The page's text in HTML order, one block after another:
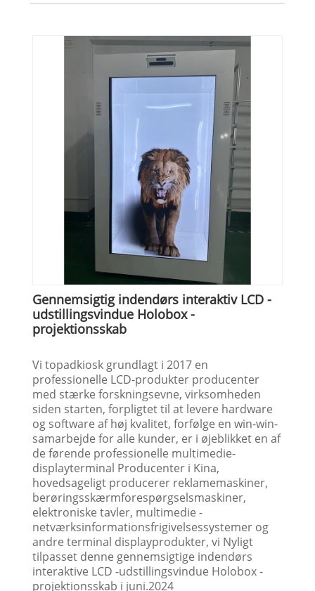
Gennemsigtig indendørs interaktiv LCD -
udstillingsvindue Holobox -
projektionsskab
Vi topadkiosk grundlagt i 2017 en
professionelle LCD-produkter producenter
med stærke forskningsevne, virksomheden
siden starten, forpligtet til at levere hardware
og software af høj kvalitet, forfølge en win-win-
samarbejde for alle kunder, er i øjeblikket en af
​​de førende professionelle multimedie-
displayterminal Producenter i Kina,
hovedsageligt producerer reklamemaskiner,
berøringsskærmforespørgselsmaskiner,
elektroniske tavler, multimedie -
netværksinformationsfrigivelsessystemer og
andre terminal displayprodukter, vi Nyligt
tilpasset denne gennemsigtige indendørs
interaktive LCD -udstillingsvindue Holobox -
projektionsskab i juni.2024